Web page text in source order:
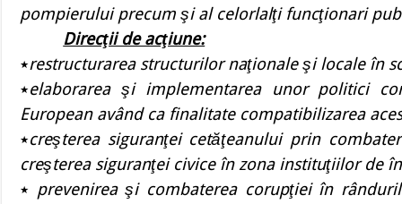
pompierului precum şi al celorlalţi funcţionari
Direcţii de acţiune:
٭restructurarea structurilor naţionale şi locale în
٭elaborarea şi implementarea unor politici
European având ca finalitate compatibilizarea
٭creşterea siguranţei cetăţeanului prin
creşterea siguranţei civice în zona instituţiilor de
٭ prevenirea şi combaterea corupţiei în